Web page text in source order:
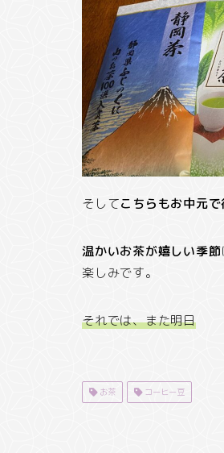
そしてこちらもお中元
温かいお茶が嬉しい季節
楽しみです。
それでは、また明日
お茶 コーヒー豆